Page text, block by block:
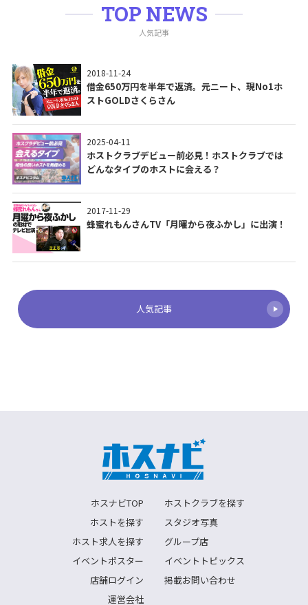
TOP NEWS
人気記事
2018-11-24
借金650万円を半年で返済。元ニート、現No1ホ
ストGOLDさくらさん
2025-04-11
ホストクラブデビュー前必見！ホストクラブでは
どんなタイプのホストに会える？
2017-11-29
蜂蜜れもんさんTV「月曜から夜ふかし」に出演！
人気記事
ホスナビTOP
ホストクラブを探す
ホストを探す
スタジオ写真
ホスト求人を探す
グループ店
イベントポスター
イベントトピックス
店舗ログイン
掲載お問い合わせ
運営会社